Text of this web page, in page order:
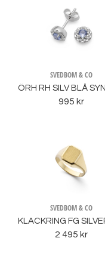
SVEDBOM & CO
995 kr
SVEDBOM & CO
2 495 kr